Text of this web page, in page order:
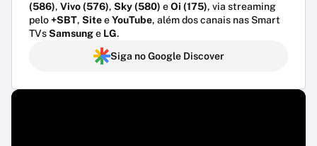
(586), Vivo (576), Sky (580) eOi (175), via streaming
pelo+SBT, SiteeYouTube, além dos canais nas Smart
TVsSamsunge LG.
Siga no Google Discover